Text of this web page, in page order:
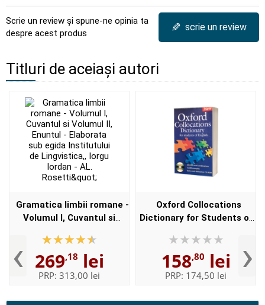
Scrie un review și spune-ne opinia ta
despre acest produs
✎ scrie un review
Titluri de aceiași autori
‹
Gramatica limbii romane -
Volumul I, Cuvantul si
Elaborata sub egida
Institutului de
Lingvistica,,...
269,18 lei
PRP: 313,00 lei
Oxford Collocations
Dictionary for Students of
students of English -
Format, Paperback
158,80 lei
PRP: 174,50 lei ›